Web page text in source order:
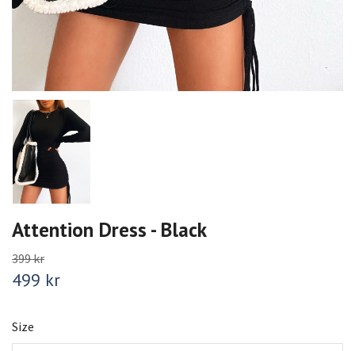
Attention Dress - Black
399 kr
499 kr
Size